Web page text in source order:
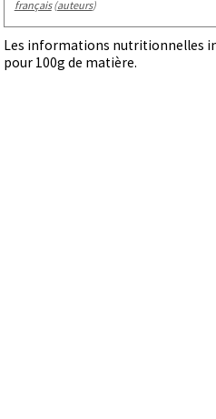
français(auteurs)
Les informations nutritionnelles
pour 100g de matière.